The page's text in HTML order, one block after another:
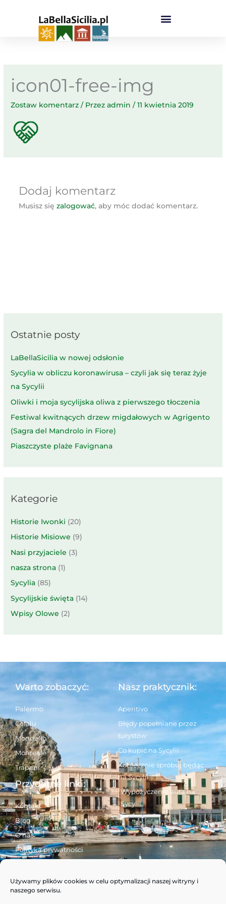
Używamy plików cookies w celu optymalizacji naszej witryny i
naszego serwisu.
icon01-free-img
Zostaw komentarz / Przezadmin/11 kwietnia 2019
Dodaj komentarz
Musisz się zalogować, aby móc dodać komentarz.
Ostatnie posty
LaBellaSicilia w nowej odsłonie
Sycylia w obliczu koronawirusa – czyli jak się teraz żyje
na Sycylii
Oliwki i moja sycylijska oliwa z pierwszego tłoczenia
Festiwal kwitnących drzew migdałowych w Agrigento
(Sagra del Mandrolo in Fiore)
Piaszczyste plaże Favignana
Kategorie
Historie Iwonki (20)
Historie Misiowe (9)
Nasi przyjaciele (3)
nasza strona (1)
Sycylia (85)
Sycylijskie święta (14)
Wpisy Olowe (2)
Warto zobaczyć:
Palermo
Cefalu
Mondello
Monreale
Trapani
Nasz praktycznik:
Aperitivo
Błędy popełniane przez
turystów
Co kupić na Sycylii
Koniecznie spróbuj będąc
na Sycylii
Wypożyczenie auta na
Sycylii
Przydatne linki:
Kontakt
Blog
O nas
Polityka prywatności
Śledź nas: